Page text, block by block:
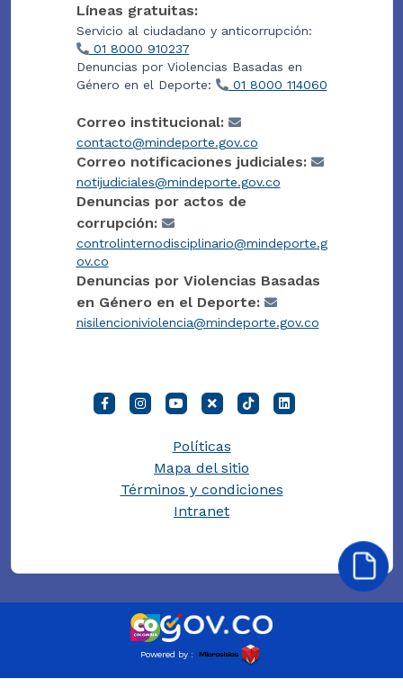
Líneas gratuitas:
Servicio al ciudadano y anticorrupción:
01 8000 910237
Denuncias por Violencias Basadas en
Género en el Deporte:
01 8000 114060
Correo institucional:
contacto@mindeporte.gov.co
Correo notificaciones judiciales:
notijudiciales@mindeporte.gov.co
Denuncias por actos de
corrupción:
controlinternodisciplinario@mindeporte.g
ov.co
Denuncias por Violencias Basadas
en Género en el Deporte:
nisilencioniviolencia@mindeporte.gov.co
Políticas
Mapa del sitio
Términos y condiciones
Intranet
Powered by :